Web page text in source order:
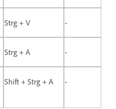
Strg + V -
Strg + A -
Shift + Strg + A -